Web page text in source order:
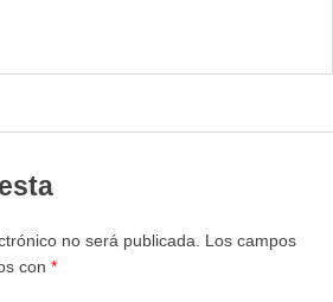
no será publicada. Los campos
con *